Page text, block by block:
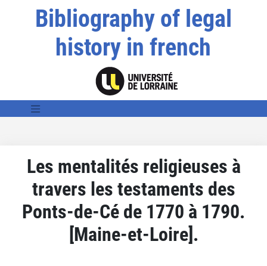
Bibliography of legal
history in french
Les mentalités religieuses à
travers les testaments des
Ponts-de-Cé de 1770 à 1790.
[Maine-et-Loire].